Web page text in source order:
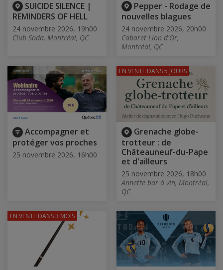
SUICIDE SILENCE |
REMINDERS OF HELL
24 novembre 2026, 19h00
Club Soda, Montréal, QC
Pepper - Rodage de
nouvelles blagues
24 novembre 2026, 20h00
Cabaret Lion d'Or,
Montréal, QC
Accompagner et
protéger vos proches
25 novembre 2026, 16h00
Grenache globe-
trotteur : de
Châteauneuf-du-Pape
et d'ailleurs
25 novembre 2026, 18h00
Annette bar à vin, Montréal,
QC
EN VENTE DANS 5 JOURS
EN VENTE DANS 3 MOIS